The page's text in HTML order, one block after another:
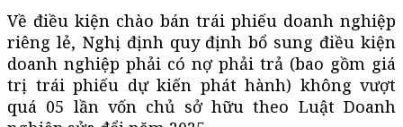
Về điều kiện chào bán trái phiếu doanh nghiệp
riêng lẻ, Nghị định quy định bổ sung điều kiện
doanh nghiệp phải có nợ phải trả (bao gồm giá
trị trái phiếu dự kiến phát hành) không vượt
quá 05 lần vốn chủ sở hữu theo Luật Doanh